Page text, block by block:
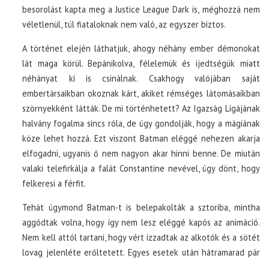
besorolást kapta meg a Justice League Dark is, méghozzá nem
véletlenül, túl fiataloknak nem való, az egyszer biztos.
A történet elején láthatjuk, ahogy néhány ember démonokat
lát maga körül. Bepánikolva, félelemük és ijedtségük miatt
néhányat ki is csinálnak. Csakhogy valójában saját
embertársaikban okoznak kárt, akiket rémséges látomásaikban
szörnyekként látták. De mi történhetett? Az Igazság Ligájának
halvány fogalma sincs róla, de úgy gondolják, hogy a mágiának
köze lehet hozzá. Ezt viszont Batman eléggé nehezen akarja
elfogadni, ugyanis ő nem nagyon akar hinni benne. De miután
valaki telefirkálja a falát Constantine nevével, úgy dönt, hogy
felkeresi a férfit.
Tehát úgymond Batman-t is belepakolták a sztoriba, mintha
aggódtak volna, hogy így nem lesz eléggé kapós az animáció.
Nem kell attól tartani, hogy vért izzadtak az alkotók és a sötét
lovag jelenléte erőltetett. Egyes esetek után hátramarad pár